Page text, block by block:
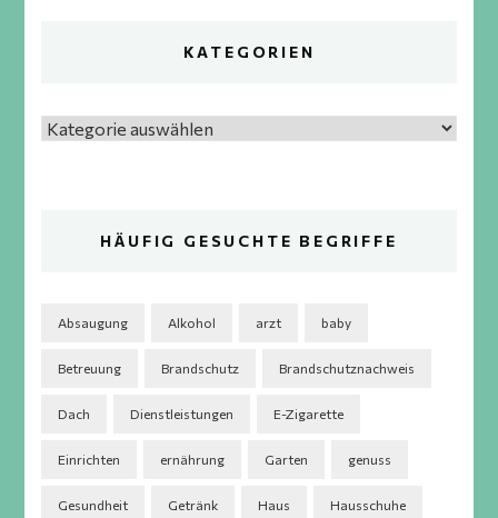
KATEGORIEN
Kategorien
HÄUFIG GESUCHTE BEGRIFFE
Absaugung Alkohol arzt baby
Betreuung Brandschutz Brandschutznachweis
Dach Dienstleistungen E-Zigarette
Einrichten ernährung Garten genuss
Gesundheit Getränk Haus Hausschuhe